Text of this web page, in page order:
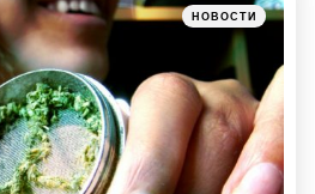
Категории
Posted
in
НОВОСТИ